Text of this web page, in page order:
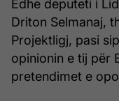
Edhe deputeti i
Driton Selmanaj,
Projektligj, pasi
opinionin e tij për
pretendimet e